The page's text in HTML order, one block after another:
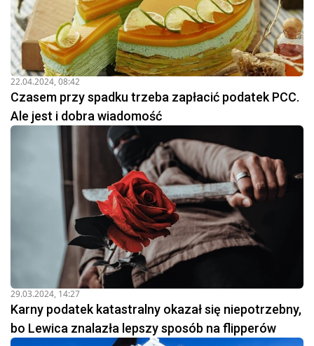
22.04.2024, 08:42
Czasem przy spadku trzeba zapłacić podatek PCC.
Ale jest i dobra wiadomość
29.03.2024, 14:27
Karny podatek katastralny okazał się niepotrzebny,
bo Lewica znalazła lepszy sposób na flipperów